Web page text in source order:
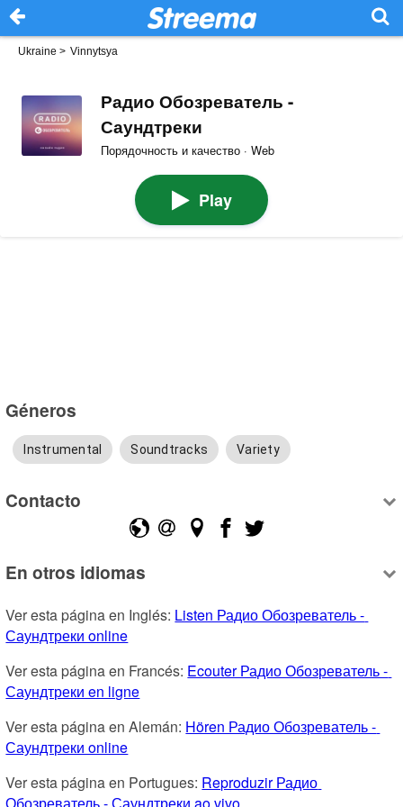
Ukraine > Vinnytsya
Радио Обозреватель -
Саундтреки
Порядочность и качество · Web
Play
Géneros
Instrumental Soundtracks Variety
Contacto
En otros idiomas
Ver esta página en Inglés: Listen Радио Обозреватель -
Саундтреки online
Ver esta página en Francés: Ecouter Радио Обозреватель -
Саундтреки en ligne
Ver esta página en Alemán: Hören Радио Обозреватель -
Саундтреки online
Ver esta página en Portugues: Reproduzir Радио
Обозреватель - Саундтреки ao vivo